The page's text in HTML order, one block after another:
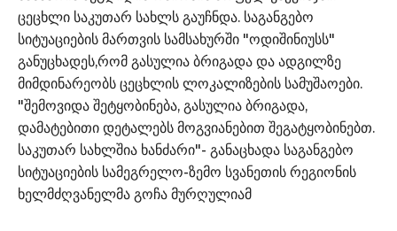
ცეცხლი საკუთარ სახლს გაუჩნდა. საგანგებო
სიტუაციების მართვის სამსახურში "ოდიშინიუსს"
განუცხადეს,რომ გასულია ბრიგადა და ადგილზე
მიმდინარეობს ცეცხლის ლოკალიზების სამუშაოები.
"შემოვიდა შეტყობინება, გასულია ბრიგადა,
დამატებითი დეტალებს მოგვიანებით შეგატყობინებთ.
საკუთარ სახლშია ხანძარი"- განაცხადა საგანგებო
სიტუაციების სამეგრელო-ზემო სვანეთის რეგიონის
ხელმძღვანელმა გოჩა მურღულიამ